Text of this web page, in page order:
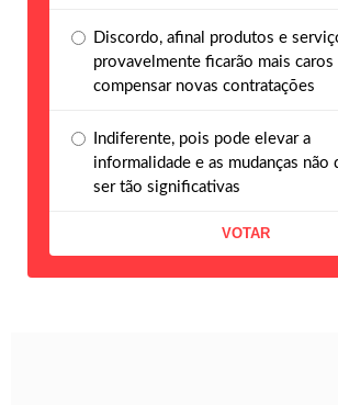
Discordo, afinal produtos e
provavelmente ficarão mais caros
compensar novas contratações
Indiferente, pois pode elevar a
informalidade e as mudanças não
ser tão significativas